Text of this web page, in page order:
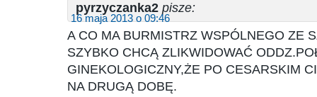
pyrzyczanka2 pisze:
16 maja 2013 o 09:46
A CO MA BURMISTRZ WSPÓLNEGO ZE
SZYBKO CHCĄ ZLIKWIDOWAĆ
GINEKOLOGICZNY,ŻE PO CESARSKIM
NA DRUGĄ DOBĘ.